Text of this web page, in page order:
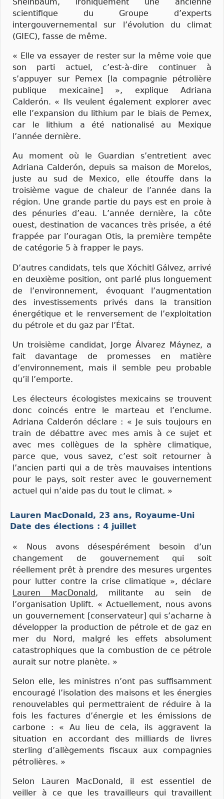
scientifique du Groupe d’experts
intergouvernemental sur l’évolution du climat
(GIEC), fasse de même.
« Elle va essayer de rester sur la même voie que
son parti actuel, c’est-à-dire continuer à
s’appuyer sur Pemex [la compagnie pétrolière
publique mexicaine] », explique Adriana
Calderón. « Ils veulent également explorer avec
elle l’expansion du lithium par le biais de Pemex,
car le lithium a été nationalisé au Mexique
l’année dernière.
Au moment où le Guardian s’entretient avec
Adriana Calderón, depuis sa maison de Morelos,
juste au sud de Mexico, elle étouffe dans la
troisième vague de chaleur de l’année dans la
région. Une grande partie du pays est en proie à
des pénuries d’eau. L’année dernière, la côte
ouest, destination de vacances très prisée, a été
frappée par l’ouragan Otis, la première tempête
de catégorie 5 à frapper le pays.
D’autres candidats, tels que Xóchitl Gálvez, arrivé
en deuxième position, ont parlé plus longuement
de l’environnement, évoquant l’augmentation
des investissements privés dans la transition
énergétique et le renversement de l’exploitation
du pétrole et du gaz par l’État.
Un troisième candidat, Jorge Álvarez Máynez, a
fait davantage de promesses en matière
d’environnement, mais il semble peu probable
qu’il l’emporte.
Les électeurs écologistes mexicains se trouvent
donc coincés entre le marteau et l’enclume.
Adriana Calderón déclare : « Je suis toujours en
train de débattre avec mes amis à ce sujet et
avec mes collègues de la sphère climatique,
parce que, vous savez, c’est soit retourner à
l’ancien parti qui a de très mauvaises intentions
pour le pays, soit rester avec le gouvernement
actuel qui n’aide pas du tout le climat. »
Lauren MacDonald, 23 ans, Royaume-Uni
Date des élections : 4 juillet
« Nous avons désespérément besoin d’un
changement de gouvernement qui soit
réellement prêt à prendre des mesures urgentes
pour lutter contre la crise climatique », déclare
Lauren MacDonald, militante au sein de
l’organisation Uplift. « Actuellement, nous avons
un gouvernement [conservateur] qui s’acharne à
développer la production de pétrole et de gaz en
mer du Nord, malgré les effets absolument
catastrophiques que la combustion de ce pétrole
aurait sur notre planète. »
Selon elle, les ministres n’ont pas suffisamment
encouragé l’isolation des maisons et les énergies
renouvelables qui permettraient de réduire à la
fois les factures d’énergie et les émissions de
carbone : « Au lieu de cela, ils aggravent la
situation en accordant des milliards de livres
sterling d’allègements fiscaux aux compagnies
pétrolières. »
Selon Lauren MacDonald, il est essentiel de
veiller à ce que les travailleurs qui travaillent